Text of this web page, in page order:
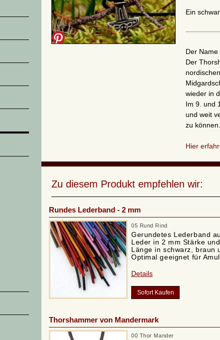
Ein
Der Name
Der
wieder in
Im 9. und
und weit
zu können.
Hier
Zu diesem Produkt empfehlen wir:
Rundes Lederband - 2 mm
05 Rund Rind
Gerundetes Lederband
Leder in 2 mm Stärke
Länge in schwarz, braun
Optimal geeignet für
Details
Sofort Kaufen
Thorshammer von Mandermark
00 Thor Mander